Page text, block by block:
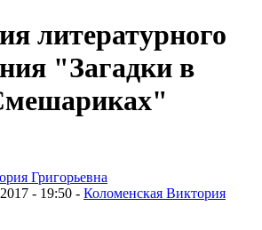
литературного
"Загадки в
- 19:50 - Коломенская Виктория